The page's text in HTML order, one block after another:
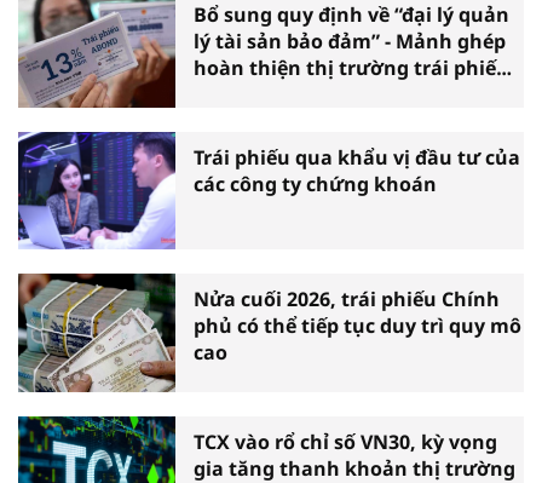
Bổ sung quy định về “đại lý quản
lý tài sản bảo đảm” - Mảnh ghép
hoàn thiện thị trường trái phiếu
Trái phiếu qua khẩu vị đầu tư của
các công ty chứng khoán
Nửa cuối 2026, trái phiếu Chính
phủ có thể tiếp tục duy trì quy mô
cao
TCX vào rổ chỉ số VN30, kỳ vọng
gia tăng thanh khoản thị trường